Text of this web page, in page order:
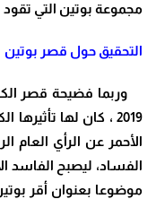
مجموعة بوتين التي
التحقيق حول قصر بوتين
وربما فضيحة قصر
2019 ، كان لها
الأحمر عن الرأي العام
الفساد، ليصبح الفاسد
موضوعا بعنوان أقر